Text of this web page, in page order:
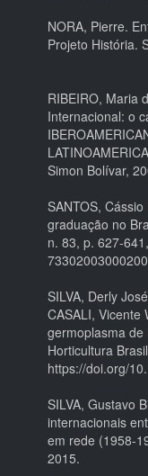
NORA, Pierre.
Projeto História.
RIBEIRO, Maria
Internacional: o
Simon Bolívar,
SANTOS,
graduação no
n. 83, p. 627-
SILVA, Derly
CASALI, Vicente
germoplasma de
Horticultura
https://doi.org/
SILVA, Gustavo
internacionais
em rede (1958-
2015.